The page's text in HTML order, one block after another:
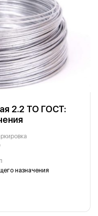
2.2 ТО ГОСТ:
назначения